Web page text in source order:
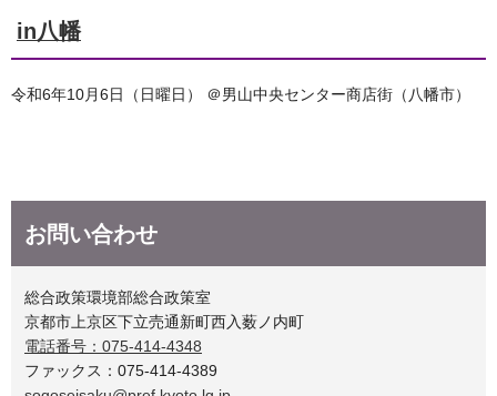
in八幡
令和6年10月6日（日曜日） ＠男山中央センター商店街（八幡市）
お問い合わせ
総合政策環境部総合政策室
京都市上京区下立売通新町西入薮ノ内町
電話番号：075-414-4348
ファックス：075-414-4389